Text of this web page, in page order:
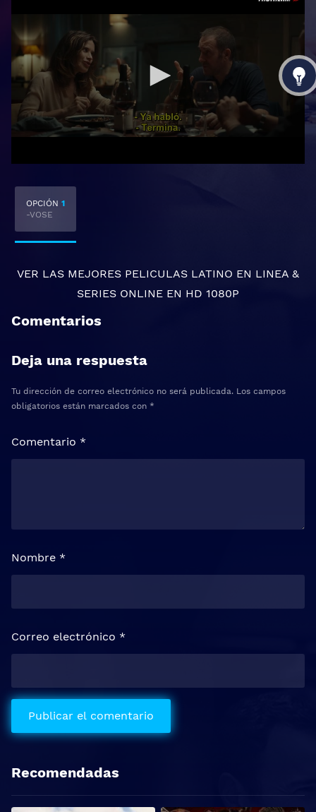
OPCIÓN 1
-VOSE
VER LAS MEJORES PELICULAS LATINO EN LINEA &
SERIES ONLINE EN HD 1080P
Comentarios
Deja una respuesta
Tu dirección de correo electrónico no será publicada. Los campos
obligatorios están marcados con *
Comentario *
Nombre *
Correo electrónico *
Recomendadas